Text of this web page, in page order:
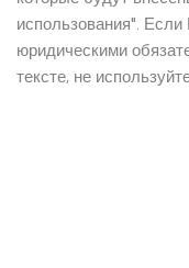
использования".
юридическими
тексте, не